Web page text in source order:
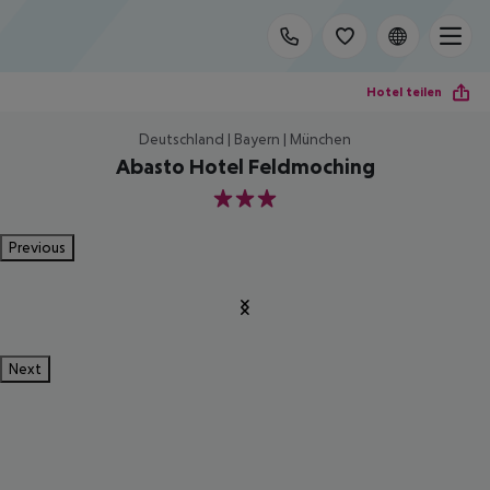
Hotel teilen
Deutschland | Bayern | München
Abasto Hotel Feldmoching
3
Previous
Next